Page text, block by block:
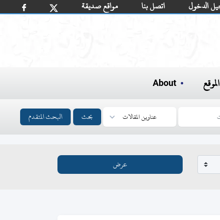
مواقع صديقة اتصل بنا الدخول
About
بحث البحث المتقدم